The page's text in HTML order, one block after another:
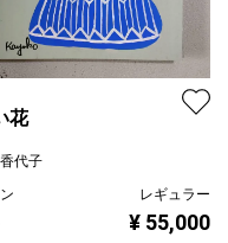
花
代子
レギュラー
¥ 55,000